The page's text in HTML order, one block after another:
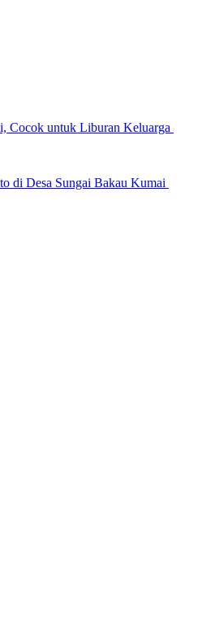
Cocok untuk Liburan Keluarga
di Desa Sungai Bakau Kumai